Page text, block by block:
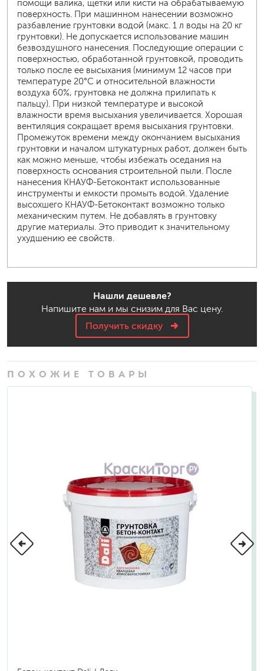
помощи валика, щетки или кисти на обрабатываемую
поверхность. При машинном нанесении возможно
разбавление грунтовки водой (макс. 1 л воды на 20 кг
грунтовки). Не допускается использование машин
безвоздушного нанесения. Последующие операции с
поверхностью, обработанной грунтовкой, проводить
только после ее высыхания (минимум 12 часов при
температуре 20°С и относительной влажности
воздуха 60%, грунтовка не должна прилипать к
пальцу). При низкой температуре и высокой
влажности время высыхания увеличивается. Хорошая
вентиляция сокращает время высыхания грунтовки.
Промежуток времени между окончанием высыхания
грунтовки и началом штукатурных работ, должен быть
как можно меньше, чтобы избежать оседания на
поверхность основания строительной пыли. После
нанесения КНАУФ-Бетоконтакт использованные
инструменты и емкости промыть водой. Удаление
высохшего КНАУФ-Бетоконтакт возможно только
механическим путем. Не добавлять в грунтовку
другие материалы. Это приводит к значительному
ухудшению ее свойств.
Нашли дешевле?
Напишите нам и мы снизим для Вас цену.
Получить скидку
ПОХОЖИЕ ТОВАРЫ